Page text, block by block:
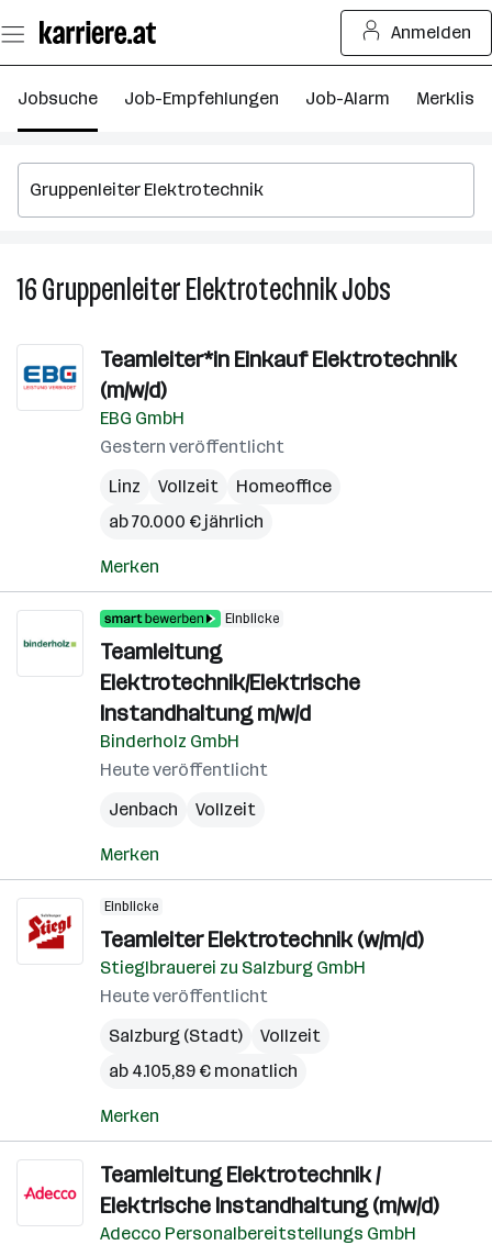
Seiteninhalt
springen
Anmelden
Jobsuche Job-Empfehlungen Job-Alarm Merkliste
16Gruppenleiter ElektrotechnikJobs
Jobs
Teamleiter*in Einkauf Elektrotechnik
(m/w/d)
EBG GmbH
Gestern veröffentlicht
Linz
Vollzeit
Homeoffice
ab 70.000 € jährlich
Merken
Einblicke
Teamleitung
Elektrotechnik/Elektrische
Instandhaltung m/w/d
Binderholz GmbH
Heute veröffentlicht
Jenbach
Vollzeit
Merken
Einblicke
Teamleiter Elektrotechnik (w/m/d)
Stieglbrauerei zu Salzburg GmbH
Heute veröffentlicht
Salzburg (Stadt)
Vollzeit
ab 4.105,89 € monatlich
Merken
Teamleitung Elektrotechnik /
Elektrische Instandhaltung (m/w/d)
Adecco Personalbereitstellungs GmbH